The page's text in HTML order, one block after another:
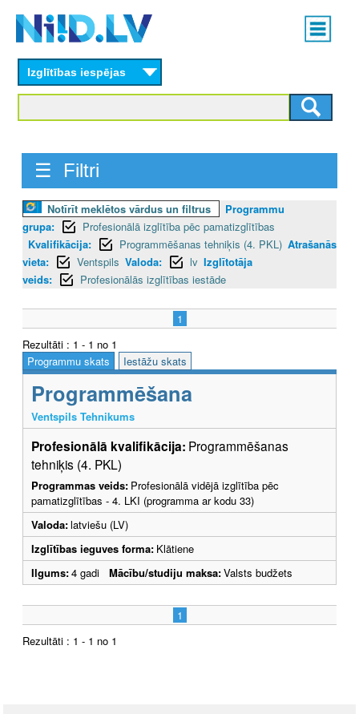
content
Main
menu
Izglītības iespējas
☰ Filtri
Notīrīt meklētos vārdus un filtrus
Programmu
grupa:
Profesionālā izglītība pēc pamatizglītības
Kvalifikācija:
Programmēšanas tehniķis (4. PKL) Atrašanās
vieta:
Ventspils Valoda: lv Izglītotāja
veids:
Profesionālās izglītības iestāde
1
Rezultāti : 1 - 1 no 1
Programmu skats
Iestāžu skats
Programmēšana
Ventspils Tehnikums
Profesionālā kvalifikācija: Programmēšanas
tehniķis (4. PKL)
Programmas veids: Profesionālā vidējā izglītība pēc
pamatizglītības - 4. LKI (programma ar kodu 33)
Valoda:latviešu (LV)
Izglītības ieguves forma: Klātiene
Ilgums:4 gadi Mācību/studiju maksa:Valsts budžets
1
Rezultāti : 1 - 1 no 1